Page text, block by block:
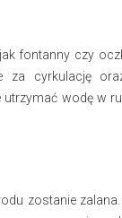
fontanny czy
za cyrkulację
wodę w
zostanie